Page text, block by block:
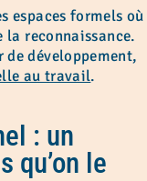
espaces formels où
la reconnaissance.
de développement,
au travail.
: un
qu’on le